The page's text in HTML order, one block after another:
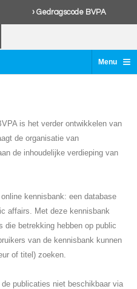
› Gedragscode BVPA
Menu ≡
is het verder ontwikkelen van
de organisatie van
de inhoudelijke verdieping van
kennisbank: een database
affairs. Met deze kennisbank
die betrekking hebben op public
van de kennisbank kunnen
of titel) zoeken.
publicaties niet beschikbaar via